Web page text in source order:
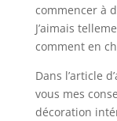
commencer à
J’aimais
comment en
Dans l’article
vous mes
décoration